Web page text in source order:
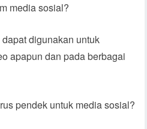
media sosial?
digunakan untuk
apapun dan pada berbagai
pendek untuk media sosial?